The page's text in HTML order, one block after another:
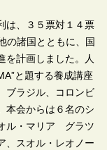
は、３５票対１４票
の諸国とともに、国
を計画しました。人
と題する養成講座
ブラジル、コロンビ
本会からは６名のシ
ル・マリア グラツ
、スオル・レオノー